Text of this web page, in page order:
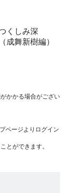
くしみ深
舞新樹編）
かかる場合がござい
ページよりログイン
とができます。